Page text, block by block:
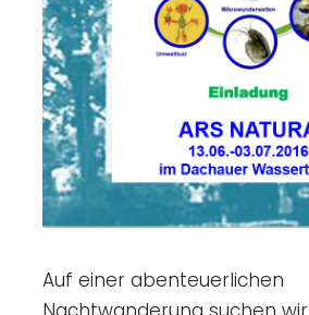
Auf einer abenteuerlichen